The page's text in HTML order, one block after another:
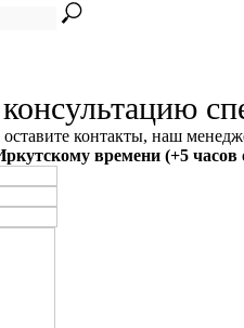
контакты, наш
времени (+5 часов